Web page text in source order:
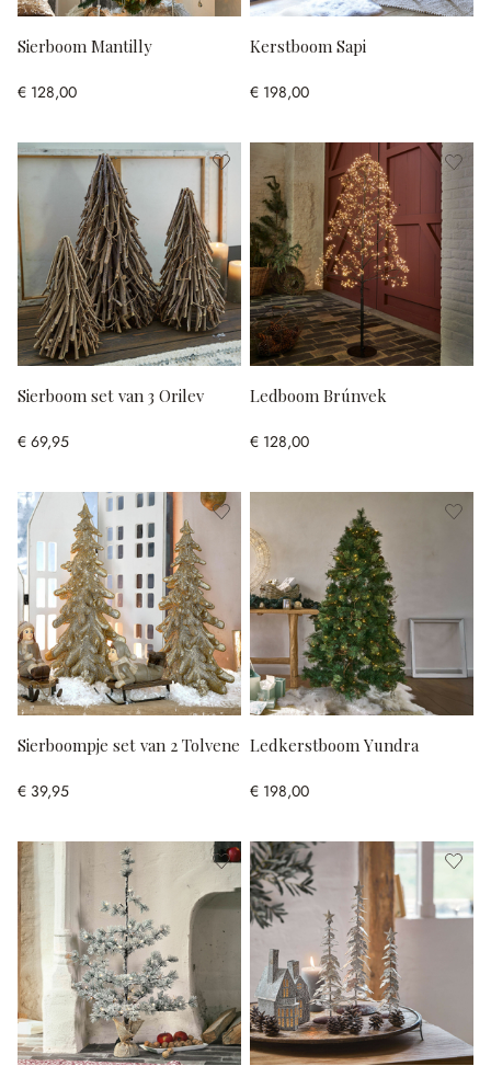
Sierboom Mantilly
€ 128,00
Kerstboom Sapi
€ 198,00
Sierboom set van 3 Orilev
€ 69,95
Ledboom Brúnvek
€ 128,00
Sierboompje set van 2 Tolvene
€ 39,95
Ledkerstboom Yundra
€ 198,00